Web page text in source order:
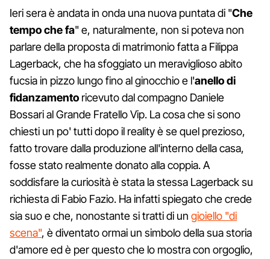
Ieri sera è andata in onda una nuova puntata di "Che
tempo che fa" e, naturalmente, non si poteva non
parlare della proposta di matrimonio fatta a Filippa
Lagerback, che ha sfoggiato un meraviglioso abito
fucsia in pizzo lungo fino al ginocchio e l'anello di
fidanzamento ricevuto dal compagno Daniele
Bossari al Grande Fratello Vip. La cosa che si sono
chiesti un po' tutti dopo il reality è se quel prezioso,
fatto trovare dalla produzione all'interno della casa,
fosse stato realmente donato alla coppia. A
soddisfare la curiosità è stata la stessa Lagerback su
richiesta di Fabio Fazio. Ha infatti spiegato che crede
sia suo e che, nonostante si tratti di un gioiello "di
scena", è diventato ormai un simbolo della sua storia
d'amore ed è per questo che lo mostra con orgoglio,